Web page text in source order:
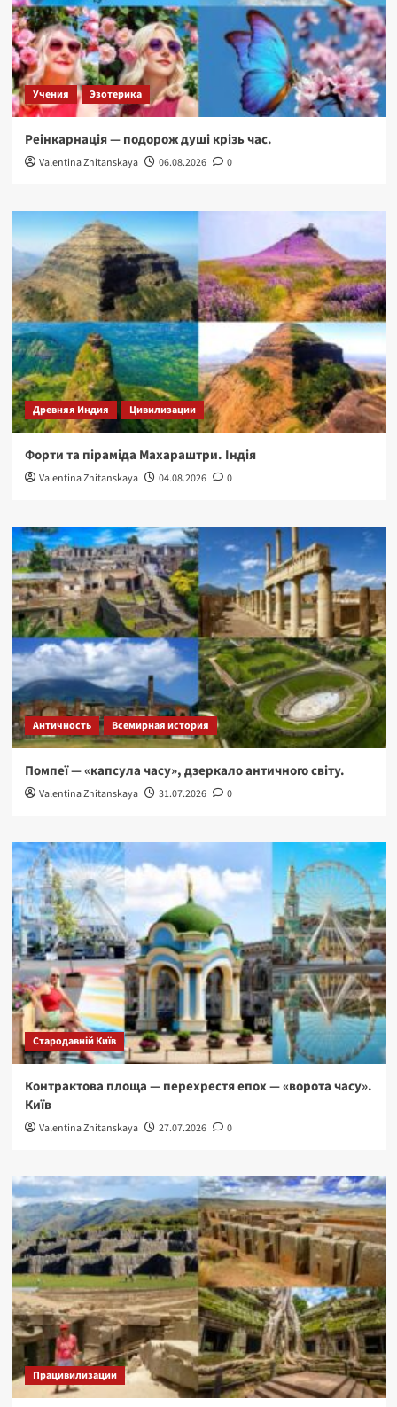
Учения Эзотерика
Реінкарнація — подорож душі крізь час.
Valentina Zhitanskaya 06.08.2026 0
Древняя Индия Цивилизации
Форти та піраміда Махараштри. Індія
Valentina Zhitanskaya 04.08.2026 0
Античность Всемирная история
Помпеї — «капсула часу», дзеркало античного світу.
Valentina Zhitanskaya 31.07.2026 0
Стародавній Київ
Контрактова площа — перехрестя епох — «ворота часу».
Київ
Valentina Zhitanskaya 27.07.2026 0
Працивилизации